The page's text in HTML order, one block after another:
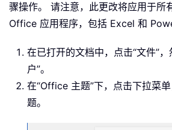
骤操作。
请注意，此更改将应用于
Office 应用程序，包括 Excel 和
在已打开的文档中，点击“文件”，
户”。
在“Office 主题”下，点击下拉菜单
题。